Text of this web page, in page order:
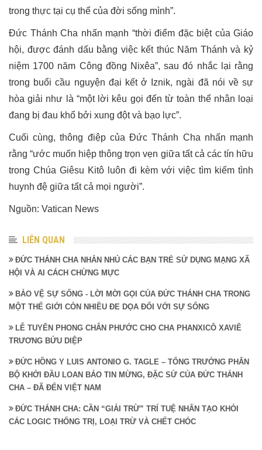
trong thực tại cụ thể của đời sống mình”.
Đức Thánh Cha nhấn mạnh “thời điểm đặc biệt của Giáo
hội, được đánh dấu bằng việc kết thúc Năm Thánh và kỷ
niệm 1700 năm Công đồng Nixêa”, sau đó nhắc lại rằng
trong buổi cầu nguyện đại kết ở Iznik, ngài đã nói về sự
hòa giải như là “một lời kêu gọi đến từ toàn thể nhân loại
đang bị đau khổ bởi xung đột và bạo lực”.
Cuối cùng, thông điệp của Đức Thánh Cha nhấn mạnh
rằng “ước muốn hiệp thông trọn vẹn giữa tất cả các tín hữu
trong Chúa Giêsu Kitô luôn đi kèm với việc tìm kiếm tình
huynh đệ giữa tất cả mọi người”.
Nguồn: Vatican News
LIÊN QUAN
ĐỨC THÁNH CHA NHẮN NHỦ CÁC BẠN TRẺ SỬ DỤNG MẠNG XÃ
HỘI VÀ AI CÁCH CHỪNG MỰC
BẢO VỆ SỰ SỐNG - LỜI MỜI GỌI CỦA ĐỨC THÁNH CHA TRONG
MỘT THẾ GIỚI CÒN NHIỀU ĐE DỌA ĐỐI VỚI SỰ SỐNG
LỄ TUYÊN PHONG CHÂN PHƯỚC CHO CHA PHANXICÔ XAVIÊ
TRƯƠNG BỬU DIỆP
ĐỨC HỒNG Y LUIS ANTONIO G. TAGLE – TỔNG TRƯỞNG PHÂN
BỘ KHỞI ĐẦU LOAN BÁO TIN MỪNG, ĐẶC SỨ CỦA ĐỨC THÁNH
CHA – ĐÃ ĐẾN VIỆT NAM
ĐỨC THÁNH CHA: CẦN “GIẢI TRỪ” TRÍ TUỆ NHÂN TẠO KHỎI
CÁC LOGIC THỐNG TRỊ, LOẠI TRỪ VÀ CHẾT CHÓC